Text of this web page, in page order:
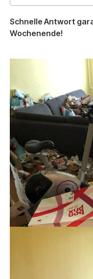
Schnelle Antwort
Wochenende!